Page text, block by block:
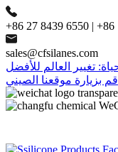
+86 27 8439 6550 | +86
sales@cfsilanes.com
تغيير العالم للأفضل
قم بزيارة موقعنا الصيني